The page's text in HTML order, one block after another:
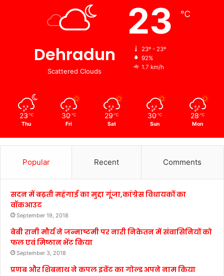
Dehradun
Scattered Clouds
23 ℃
23º - 23º
92%
1.7 km/h
23 ℃
Thu
30 ℃
Fri
29 ℃
Sat
30 ℃
Sun
28 ℃
Mon
Popular Recent Comments
सदन में बढ़ती महंगाई का मुद्दा गूंजा,कांग्रेस विधायकों का
वॉकआउट
September 19, 2018
बेबी रानी मौर्य ने जन्माष्टमी पर नारी निकेतन में संवासिनियों को
फल एवं मिष्ठान भेंट किया
September 3, 2018
प्रणब और शिबनाथ ने कपल इवेंट का गोल्ड अपने नाम किया